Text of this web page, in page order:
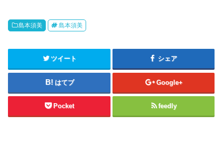
島本須美 島本須美
ツイート シェア
はてブ Google+
Pocket feedly